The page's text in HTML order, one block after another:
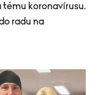
koronavírusu.
radu na